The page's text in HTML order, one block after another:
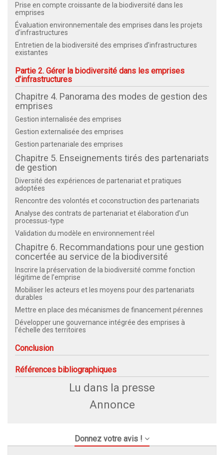
Prise en compte croissante de la biodiversité dans les
emprises
Évaluation environnementale des emprises dans les projets
d’infrastructures
Entretien de la biodiversité des emprises d’infrastructures
existantes
Partie 2. Gérer la biodiversité dans les emprises
d’infrastructures
Chapitre 4. Panorama des modes de gestion des
emprises
Gestion internalisée des emprises
Gestion externalisée des emprises
Gestion partenariale des emprises
Chapitre 5. Enseignements tirés des partenariats
de gestion
Diversité des expériences de partenariat et pratiques
adoptées
Rencontre des volontés et coconstruction des partenariats
Analyse des contrats de partenariat et élaboration d’un
processus-type
Validation du modèle en environnement réel
Chapitre 6. Recommandations pour une gestion
concertée au service de la biodiversité
Inscrire la préservation de la biodiversité comme fonction
légitime de l’emprise
Mobiliser les acteurs et les moyens pour des partenariats
durables
Mettre en place des mécanismes de financement pérennes
Développer une gouvernance intégrée des emprises à
l’échelle des territoires
Conclusion
Références bibliographiques
Lu dans la presse
Annonce
Donnez votre avis !